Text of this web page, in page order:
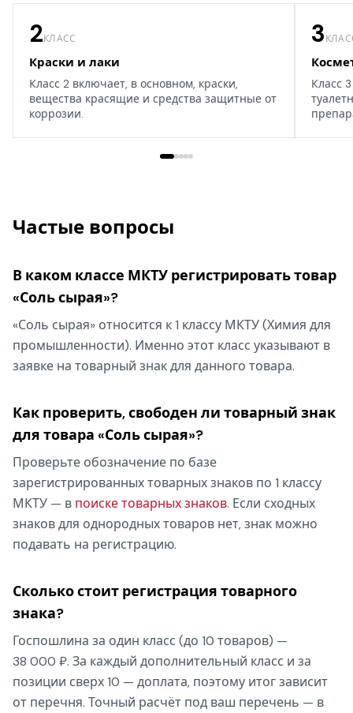
2КЛАСС
Краски и лаки
Класс 2 включает, в основном, краски,
вещества красящие и средства защитные от
коррозии.
3
Класс
Частые вопросы
В каком классе МКТУ регистрировать товар
«Соль сырая»?
«Соль сырая» относится к 1 классу МКТУ (Химия для
промышленности). Именно этот класс указывают в
заявке на товарный знак для данного товара.
Как проверить, свободен ли товарный знак
для товара «Соль сырая»?
Проверьте обозначение по базе
зарегистрированных товарных знаков по 1 классу
МКТУ — в поиске товарных знаков. Если сходных
знаков для однородных товаров нет, знак можно
подавать на регистрацию.
Сколько стоит регистрация товарного
знака?
Госпошлина за один класс (до 10 товаров) —
38 000 ₽. За каждый дополнительный класс и за
позиции сверх 10 — доплата, поэтому итог зависит
от перечня. Точный расчёт под ваш перечень — в